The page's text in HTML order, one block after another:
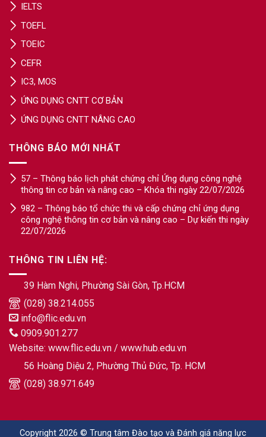
ỨNG DỤNG CNTT CƠ BẢN
ỨNG DỤNG CNTT NÂNG CAO
IC3, MOS
IELTS
TOEFL
TOEIC
CEFR
THÔNG BÁO MỚI NHẤT
57 – Thông báo lịch phát chứng chỉ Ứng dụng công nghệ
thông tin cơ bản và nâng cao – Khóa thi ngày 22/07/2026
982 – Thông báo tổ chức thi và cấp chứng chỉ ứng dụng
công nghệ thông tin cơ bản và nâng cao – Dự kiến thi ngày
22/07/2026
THÔNG TIN LIÊN HỆ:
39 Hàm Nghi, Phường Sài Gòn, Tp.HCM
(028) 38.214.055
info@flic.edu.vn
0909.901.277
Website: www.flic.edu.vn / www.hub.edu.vn
56 Hoàng Diệu 2, Phường Thủ Đức, Tp. HCM
(028) 38.971.649
Copyright 2026 © Trung tâm Đào tạo và Đánh giá năng lực